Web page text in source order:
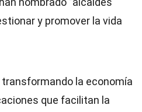
y promover la vida
la economía
que facilitan la